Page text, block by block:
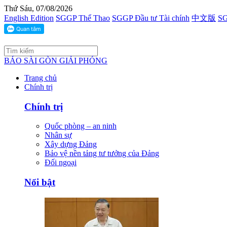
Thứ Sáu, 07/08/2026
English Edition SGGP Thể Thao SGGP Đầu tư Tài chính 中文版
BÁO SÀI GÒN GIẢI PHÓNG
Trang chủ
Chính trị
Chính trị
Quốc phòng – an ninh
Nhân sự
Xây dựng Đảng
Bảo vệ nền tảng tư tưởng của Đảng
Đối ngoại
Nổi bật